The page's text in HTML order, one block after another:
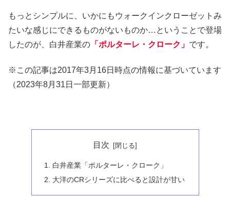
もっとシンプルに、いかにもウォークインクローゼットみ
たいな感じにできるものがないものか…ということで登場
したのが、白井産業の 「ポルターレ・クローク」 です。
※この記事は2017年3月16日時点の情報に基づいています
（2023年8月31日一部更新）
目次
白井産業「ポルターレ・クローク」
大洋のCRシリーズに比べると設計が甘い